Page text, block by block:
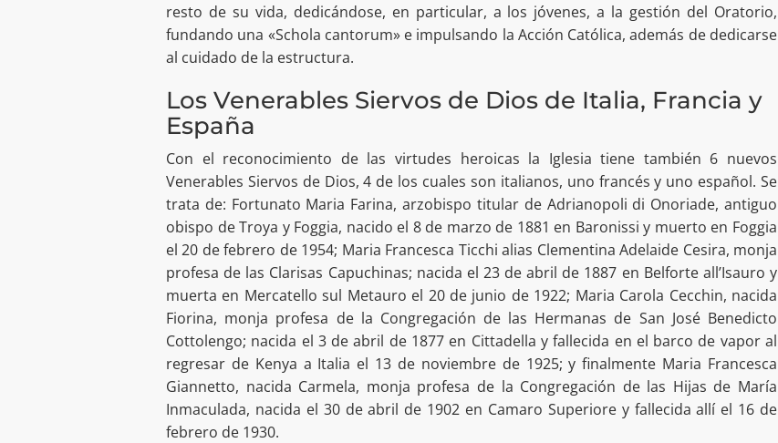
resto de su vida, dedicándose, en particular, a los jóvenes, a la gestión del Oratorio,
fundando una «Schola cantorum» e impulsando la Acción Católica, además de dedicarse
al cuidado de la estructura.
Los Venerables Siervos de Dios de Italia, Francia y
España
Con el reconocimiento de las virtudes heroicas la Iglesia tiene también 6 nuevos
Venerables Siervos de Dios, 4 de los cuales son italianos, uno francés y uno español. Se
trata de: Fortunato Maria Farina, arzobispo titular de Adrianopoli di Onoriade, antiguo
obispo de Troya y Foggia, nacido el 8 de marzo de 1881 en Baronissi y muerto en Foggia
el 20 de febrero de 1954; Maria Francesca Ticchi alias Clementina Adelaide Cesira, monja
profesa de las Clarisas Capuchinas; nacida el 23 de abril de 1887 en Belforte all’Isauro y
muerta en Mercatello sul Metauro el 20 de junio de 1922; Maria Carola Cecchin, nacida
Fiorina, monja profesa de la Congregación de las Hermanas de San José Benedicto
Cottolengo; nacida el 3 de abril de 1877 en Cittadella y fallecida en el barco de vapor al
regresar de Kenya a Italia el 13 de noviembre de 1925; y finalmente Maria Francesca
Giannetto, nacida Carmela, monja profesa de la Congregación de las Hijas de María
Inmaculada, nacida el 30 de abril de 1902 en Camaro Superiore y fallecida allí el 16 de
febrero de 1930.